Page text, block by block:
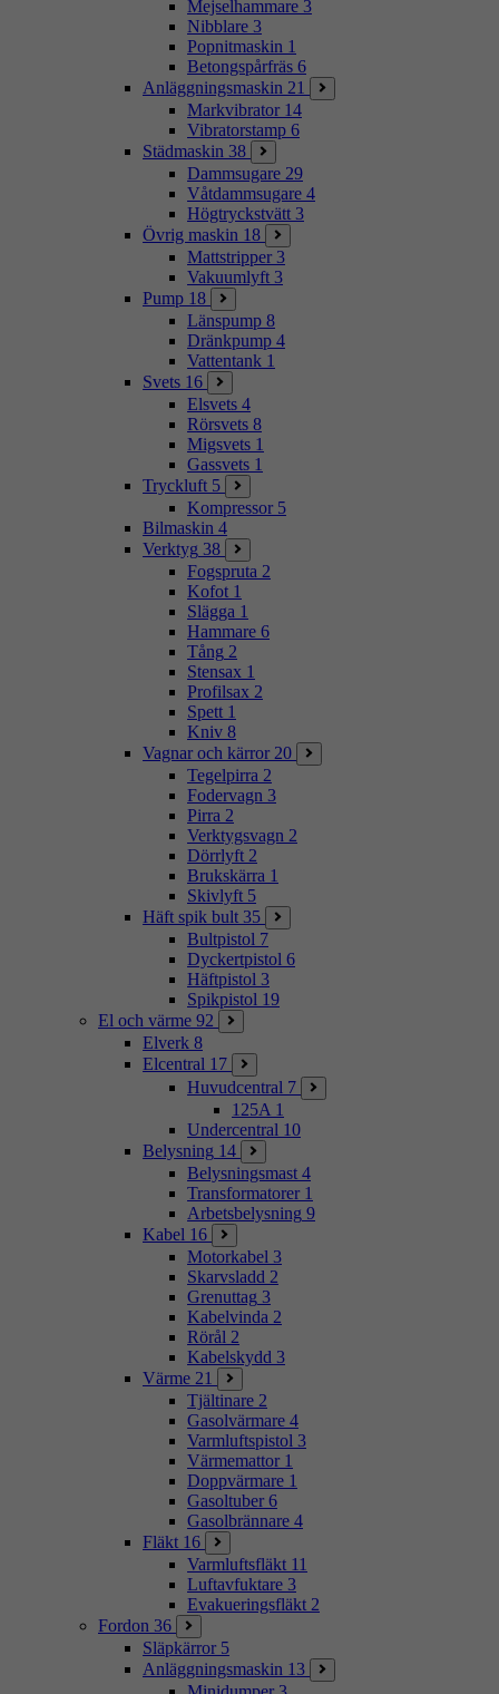
Mejselhammare 3
Nibblare 3
Popnitmaskin 1
Betongspårfräs 6
Anläggningsmaskin 21
Markvibrator 14
Vibratorstamp 6
Städmaskin 38
Dammsugare 29
Våtdammsugare 4
Högtryckstvätt 3
Övrig maskin 18
Mattstripper 3
Vakuumlyft 3
Pump 18
Länspump 8
Dränkpump 4
Vattentank 1
Svets 16
Elsvets 4
Rörsvets 8
Migsvets 1
Gassvets 1
Tryckluft 5
Kompressor 5
Bilmaskin 4
Verktyg 38
Fogspruta 2
Kofot 1
Slägga 1
Hammare 6
Tång 2
Stensax 1
Profilsax 2
Spett 1
Kniv 8
Vagnar och kärror 20
Tegelpirra 2
Fodervagn 3
Pirra 2
Verktygsvagn 2
Dörrlyft 2
Brukskärra 1
Skivlyft 5
Häft spik bult 35
Bultpistol 7
Dyckertpistol 6
Häftpistol 3
Spikpistol 19
El och värme 92
Elverk 8
Elcentral 17
Huvudcentral 7
125A 1
Undercentral 10
Belysning 14
Belysningsmast 4
Transformatorer 1
Arbetsbelysning 9
Kabel 16
Motorkabel 3
Skarvsladd 2
Grenuttag 3
Kabelvinda 2
Rörål 2
Kabelskydd 3
Värme 21
Tjältinare 2
Gasolvärmare 4
Varmluftspistol 3
Värmemattor 1
Doppvärmare 1
Gasoltuber 6
Gasolbrännare 4
Fläkt 16
Varmluftsfläkt 11
Luftavfuktare 3
Evakueringsfläkt 2
Fordon 36
Släpkärror 5
Anläggningsmaskin 13